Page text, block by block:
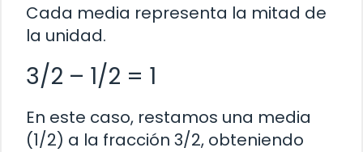
Cada media representa la mitad de
la unidad.
3/2 – 1/2 = 1
En este caso, restamos una media
(1/2) a la fracción 3/2, obteniendo